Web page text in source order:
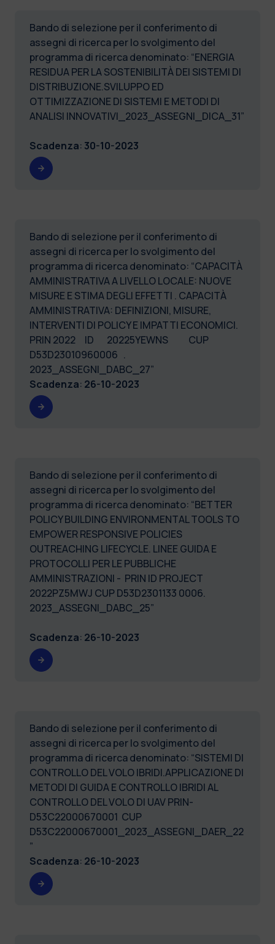
Bando di selezione per il conferimento di
assegni di ricerca per lo svolgimento del
programma di ricerca denominato: “ENERGIA
RESIDUA PER LA SOSTENIBILITÀ DEI SISTEMI DI
DISTRIBUZIONE.SVILUPPO ED
OTTIMIZZAZIONE DI SISTEMI E METODI DI
ANALISI INNOVATIVI_2023_ASSEGNI_DICA_31”
Scadenza: 30-10-2023
Bando di selezione per il conferimento di
assegni di ricerca per lo svolgimento del
programma di ricerca denominato: “CAPACITÀ
AMMINISTRATIVA A LIVELLO LOCALE: NUOVE
MISURE E STIMA DEGLI EFFETTI . CAPACITÀ
AMMINISTRATIVA: DEFINIZIONI, MISURE,
INTERVENTI DI POLICY E IMPATTI ECONOMICI.
PRIN 2022 ID 20225YEWNS CUP
D53D23010960006 .
2023_ASSEGNI_DABC_27”
Scadenza: 26-10-2023
Bando di selezione per il conferimento di
assegni di ricerca per lo svolgimento del
programma di ricerca denominato: “BETTER
POLICY BUILDING ENVIRONMENTAL TOOLS TO
EMPOWER RESPONSIVE POLICIES
OUTREACHING LIFECYCLE. LINEE GUIDA E
PROTOCOLLI PER LE PUBBLICHE
AMMINISTRAZIONI - PRIN ID PROJECT
2022PZ5MWJ CUP D53D2301133 0006.
2023_ASSEGNI_DABC_25”
Scadenza: 26-10-2023
Bando di selezione per il conferimento di
assegni di ricerca per lo svolgimento del
programma di ricerca denominato: “SISTEMI DI
CONTROLLO DEL VOLO IBRIDI.APPLICAZIONE DI
METODI DI GUIDA E CONTROLLO IBRIDI AL
CONTROLLO DEL VOLO DI UAV PRIN-
D53C22000670001 CUP
D53C22000670001_2023_ASSEGNI_DAER_22
”
Scadenza: 26-10-2023